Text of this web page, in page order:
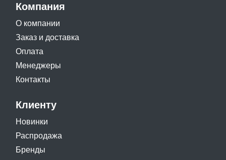
Компания
О компании
Заказ и доставка
Оплата
Менеджеры
Контакты
Клиенту
Новинки
Распродажа
Бренды